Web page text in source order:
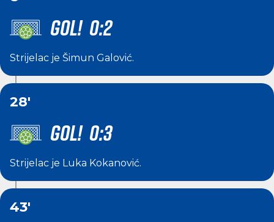
GOL! 0:2
Strijelac je Šimun Galović.
28'
GOL! 0:3
Strijelac je Luka Kokanović.
43'